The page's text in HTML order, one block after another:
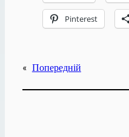
Pinterest
« Попередній